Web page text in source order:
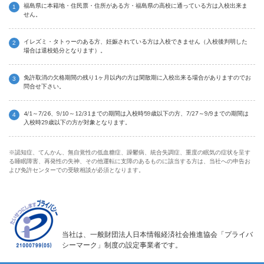
福島県に本籍地・住民票・住所がある方・福島県の高校に通っている方は入校出来ま
せん。
イレズミ・タトゥーのある方、妊娠されている方は入校できません（入校後判明した
場合は退校処分となります）。
免許取消の欠格期間の残り1ヶ月以内の方は閑散期に入校出来る場合がありますのでお
問合せ下さい。
4/1～7/26、9/10～12/31までの期間は入校時59歳以下の方、7/27～9/9までの期間は
入校時29歳以下の方が対象となります。
※認知症、てんかん、無自覚性の低血糖症、躁鬱病、統合失調症、重度の眠気の症状を呈す
る睡眠障害、再発性の失神、その他運転に支障のあるものに該当する方は、当社への申告お
よび免許センターでの受験相談が必須となります。
当社は、一般財団法人日本情報経済社会推進協会「プライバ
シーマーク」制度の設定事業者です。